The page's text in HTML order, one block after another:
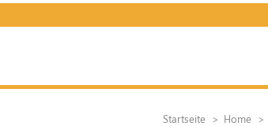
Startseite Home